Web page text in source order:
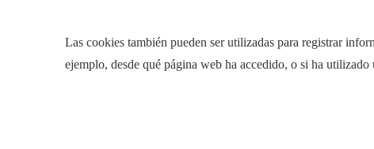
Las cookies también pueden ser utilizadas para registrar
ejemplo, desde qué página web ha accedido, o si ha